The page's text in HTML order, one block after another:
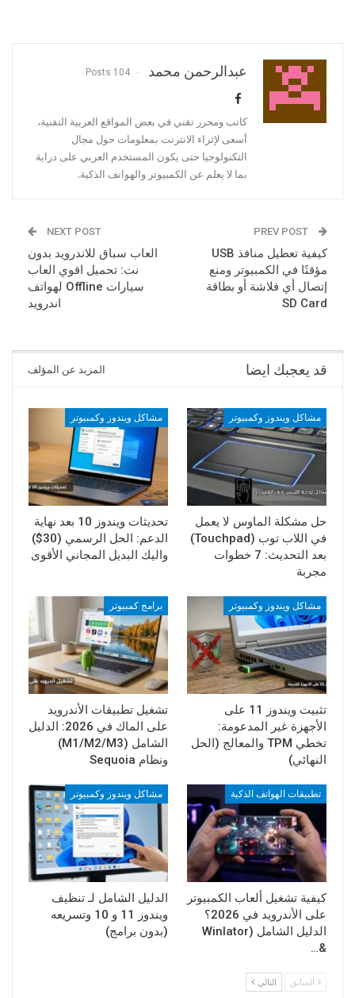
عبدالرحمن محمد 104 Posts
كاتب ومحرر تقني في بعض المواقع العربية التقنية،
أسعى لإثراء الانترنت بمعلومات حول مجال
التكنولوجيا حتى يكون المستخدم العربي على دراية
بما لا يعلم عن الكمبيوتر والهواتف الذكية.
كيفية تعطيل منافذ USB
مؤقتًا في الكمبيوتر ومنع
إتصال أي فلاشة أو بطاقة
SD Card
NEXT POST
العاب سباق للاندرويد بدون
نت: تحميل اقوي العاب
سيارات Offline لهواتف
اندرويد
قد يعجبك ايضا المزيد عن المؤلف
مشاكل ويندوز وكمبيوتر
حل مشكلة الماوس لا يعمل
في اللاب توب (Touchpad)
بعد التحديث: 7 خطوات
مجربة
مشاكل ويندوز وكمبيوتر
تحديثات ويندوز 10 بعد نهاية
الدعم: الحل الرسمي (30$)
واليك البديل المجاني الأقوى
مشاكل ويندوز وكمبيوتر
تثبيت ويندوز 11 على
الأجهزة غير المدعومة:
تخطي TPM والمعالج (الحل
النهائي)
برامج كمبيوتر
تشغيل تطبيقات الأندرويد
على الماك في 2026: الدليل
الشامل (M1/M2/M3)
ونظام Sequoia
تطبيقات الهواتف الذكية
كيفية تشغيل ألعاب الكمبيوتر
على الأندرويد في 2026؟
الدليل الشامل (Winlator
&…
مشاكل ويندوز وكمبيوتر
الدليل الشامل لـ تنظيف
ويندوز 11 و 10 وتسريعه
(بدون برامج)
السابق التالي